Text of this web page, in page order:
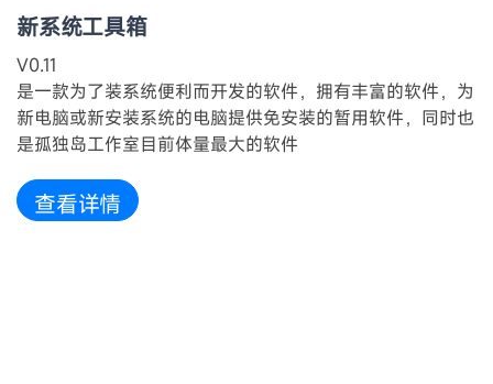
新系统工具箱
V0.11
是一款为了装系统便利而开发的软件，拥有丰富的软件，为
新电脑或新安装系统的电脑提供免安装的暂用软件，同时也
是孤独岛工作室目前体量最大的软件
查看详情